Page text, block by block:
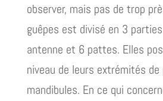
observer, mais pas de trop
guêpes est divisé en 3
antenne et 6 pattes. Elles
niveau de leurs extrémités
mandibules. En ce qui